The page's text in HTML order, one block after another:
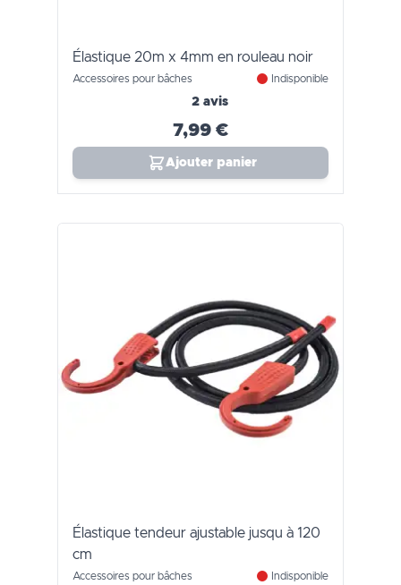
Élastique 20m x 4mm en rouleau noir
Accessoires pour bâches Indisponible
2 avis
7,99 €
Ajouter panier
Élastique tendeur ajustable jusqu à 120
cm
Accessoires pour bâches Indisponible